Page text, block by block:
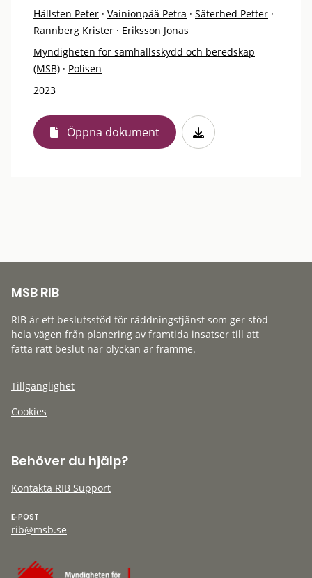
Hällsten Peter · Vainionpää Petra · Säterhed Petter ·
Rannberg Krister · Eriksson Jonas
Myndigheten för samhällsskydd och beredskap
(MSB) · Polisen
2023
Öppna dokument
MSB RIB
RIB är ett beslutsstöd för räddningstjänst som ger stöd
hela vägen från planering av framtida insatser till att
fatta rätt beslut när olyckan är framme.
Tillgänglighet
Cookies
Behöver du hjälp?
Kontakta RIB Support
E-POST
rib@msb.se